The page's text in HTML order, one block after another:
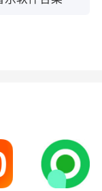
光卡正式上